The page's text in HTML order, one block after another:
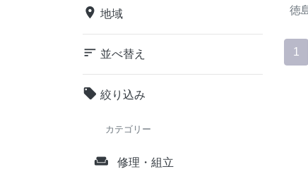
place 地域
sort 並べ替え
local_offer 絞り込み
カテゴリー
weekend 修理・組立
徳
1